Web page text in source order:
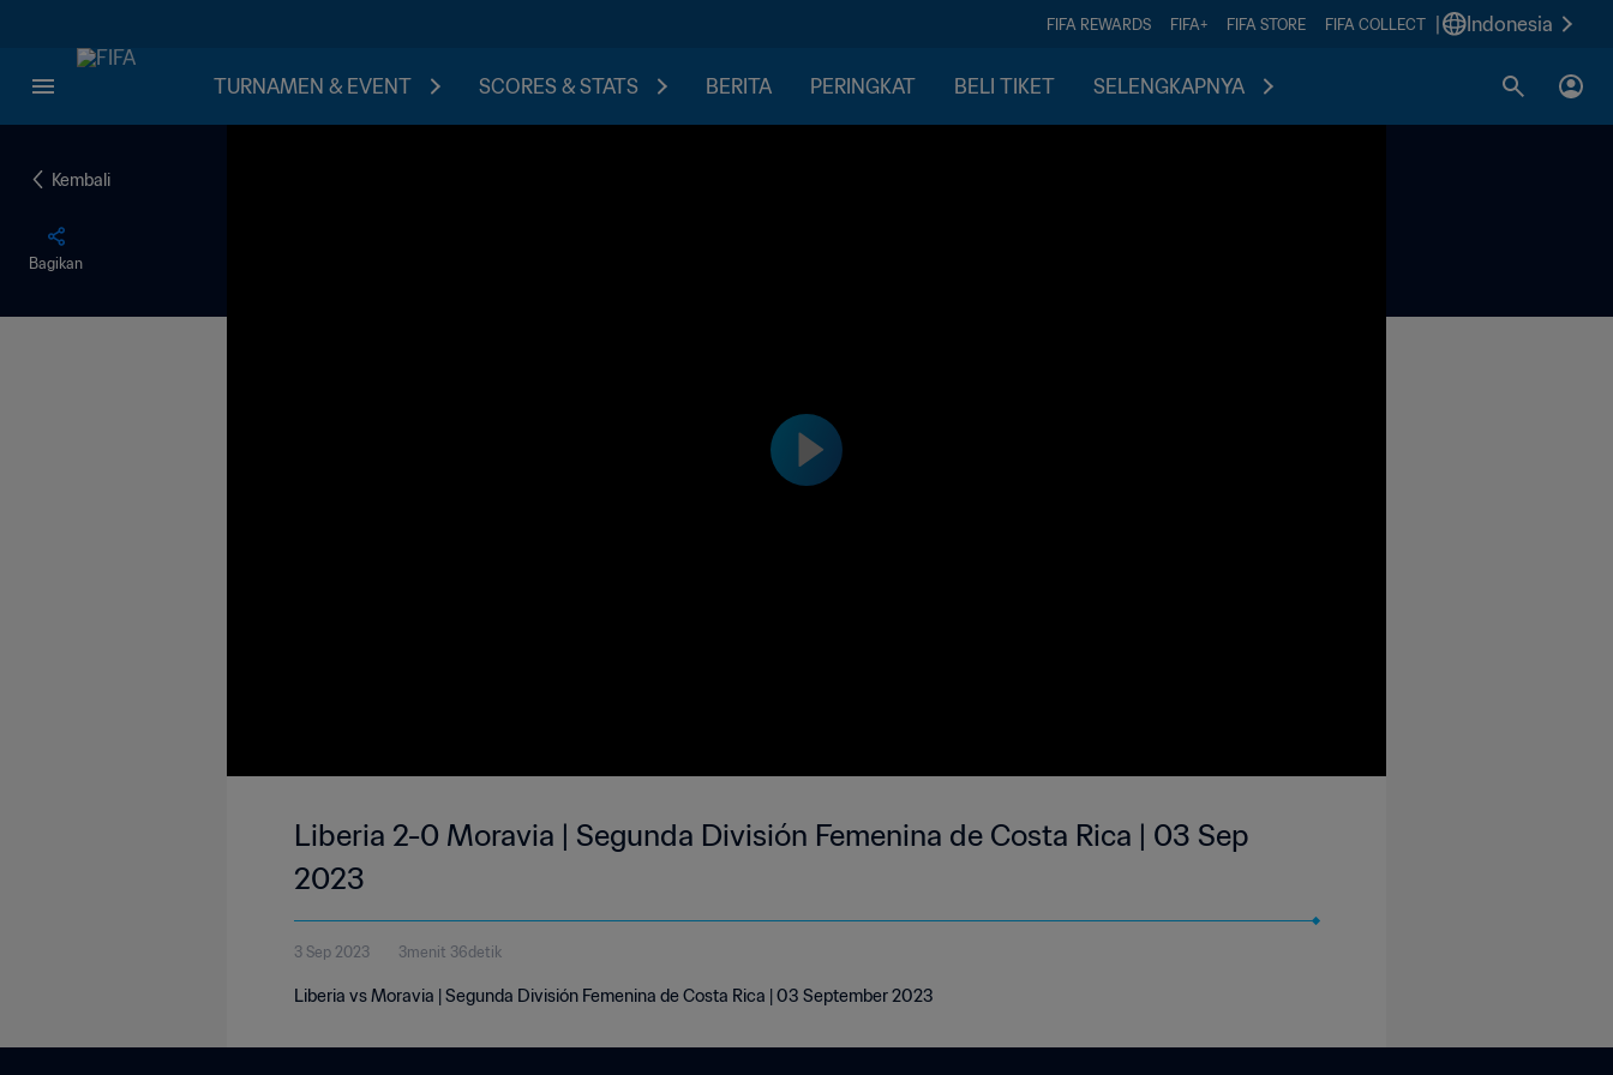
FIFA REWARDS FIFA+ FIFA STORE FIFA COLLECT Indonesia
TURNAMEN & EVENT SCORES & STATS BERITA PERINGKAT BELI TIKET SELENGKAPNYA
Kembali
Bagikan
Liberia 2-0 Moravia | Segunda División Femenina de Costa Rica | 03 Sep
2023
3 Sep 2023 3menit 36detik
Liberia vs Moravia | Segunda División Femenina de Costa Rica | 03 September 2023